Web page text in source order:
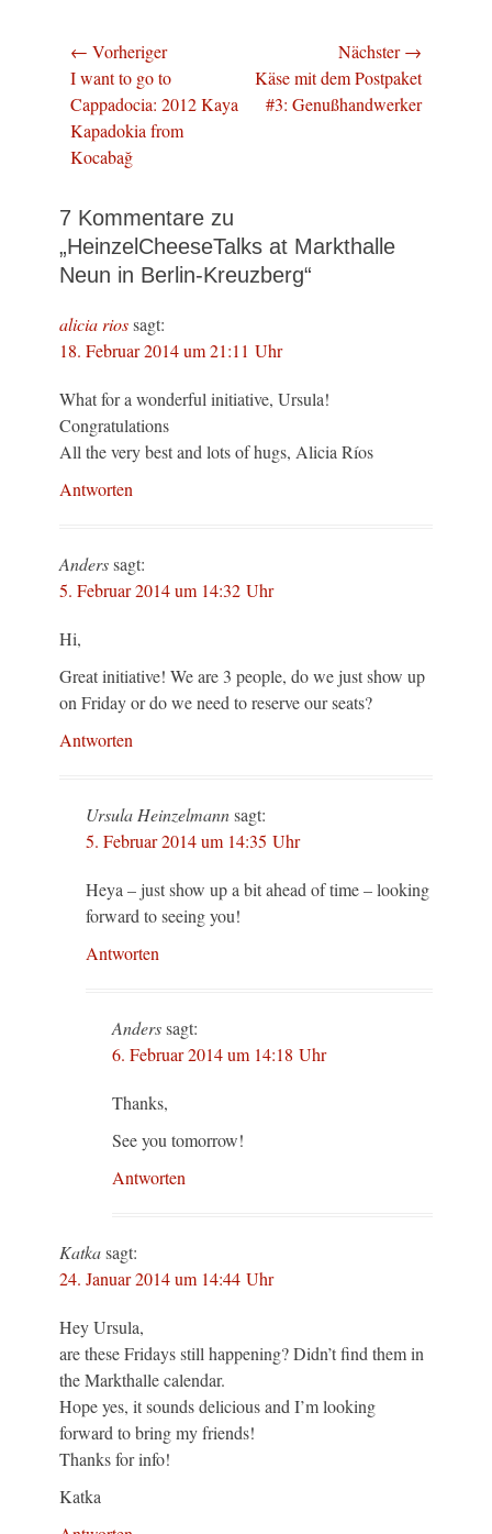
Beitragsnavigation
← Vorheriger
Vorheriger
Beitrag:
I want to go to
Cappadocia: 2012 Kaya
Kapadokia from
Kocabağ
Nächster →
Nächster
Beitrag:
Käse mit dem Postpaket
#3: Genußhandwerker
7 Kommentare zu
„HeinzelCheeseTalks at Markthalle
Neun in Berlin-Kreuzberg“
alicia riossagt:
18. Februar 2014 um 21:11 Uhr
What for a wonderful initiative, Ursula!
Congratulations
All the very best and lots of hugs, Alicia Ríos
Antworten
Anderssagt:
5. Februar 2014 um 14:32 Uhr
Hi,
Great initiative! We are 3 people, do we just show up
on Friday or do we need to reserve our seats?
Antworten
Ursula Heinzelmannsagt:
5. Februar 2014 um 14:35 Uhr
Heya – just show up a bit ahead of time – looking
forward to seeing you!
Antworten
Anderssagt:
6. Februar 2014 um 14:18 Uhr
Thanks,
See you tomorrow!
Antworten
Katkasagt:
24. Januar 2014 um 14:44 Uhr
Hey Ursula,
are these Fridays still happening? Didn’t find them in
the Markthalle calendar.
Hope yes, it sounds delicious and I’m looking
forward to bring my friends!
Thanks for info!
Katka